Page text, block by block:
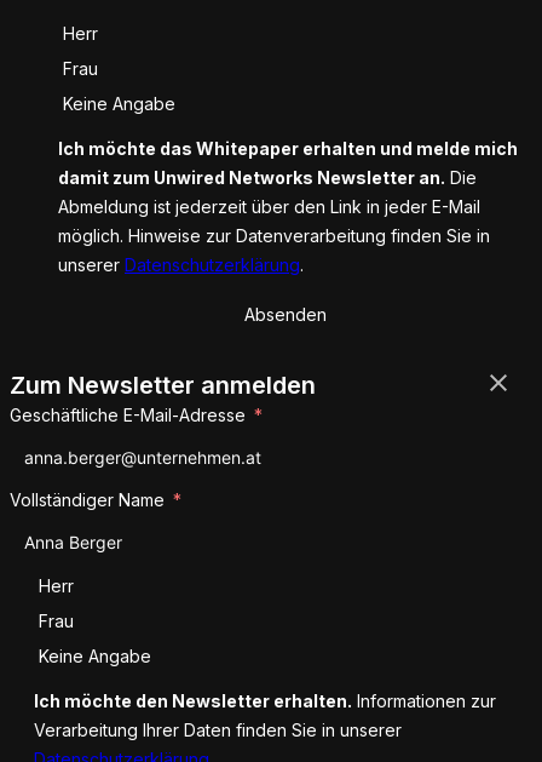
Anrede
Herr
Frau
Keine Angabe
Ich möchte das Whitepaper erhalten und melde mich
damit zum Unwired Networks Newsletter an. Die
Abmeldung ist jederzeit über den Link in jeder E-Mail
möglich. Hinweise zur Datenverarbeitung finden Sie in
unserer Datenschutzerklärung.
Absenden
Zum Newsletter anmelden
Geschäftliche E-Mail-Adresse
Vollständiger Name
Anrede
Herr
Frau
Keine Angabe
Ich möchte den Newsletter erhalten. Informationen zur
Verarbeitung Ihrer Daten finden Sie in unserer